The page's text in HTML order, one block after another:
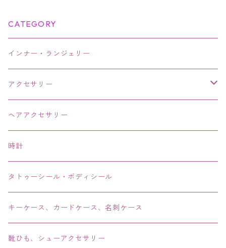
CATEGORY
インナー・ランジェリー
アクセサリー
ネックレス・チョーカー
ピアス・イヤリング・鼻ピアス
リング・指輪
ブレス・バングル・ブレスレット・腕輪
アンクレット
ヘアアクセサリー
時計
タトゥーシール・ボディシール
キーケース、カードケース、名刺ケース
靴ひも、シューアクセサリー